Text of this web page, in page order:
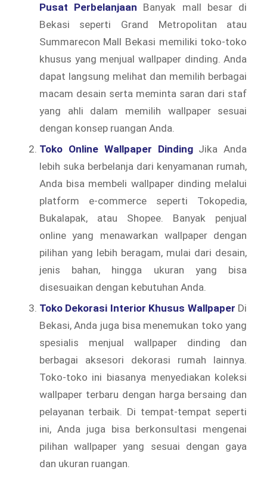
Pusat Perbelanjaan Banyak mall besar di
Bekasi seperti Grand Metropolitan atau
Summarecon Mall Bekasi memiliki toko-toko
khusus yang menjual wallpaper dinding. Anda
dapat langsung melihat dan memilih berbagai
macam desain serta meminta saran dari staf
yang ahli dalam memilih wallpaper sesuai
dengan konsep ruangan Anda.
Toko Online Wallpaper DindingJika Anda
lebih suka berbelanja dari kenyamanan rumah,
Anda bisa membeli wallpaper dinding melalui
platform e-commerce seperti Tokopedia,
Bukalapak, atau Shopee. Banyak penjual
online yang menawarkan wallpaper dengan
pilihan yang lebih beragam, mulai dari desain,
jenis bahan, hingga ukuran yang bisa
disesuaikan dengan kebutuhan Anda.
Toko Dekorasi Interior Khusus Wallpaper Di
Bekasi, Anda juga bisa menemukan toko yang
spesialis menjual wallpaper dinding dan
berbagai aksesori dekorasi rumah lainnya.
Toko-toko ini biasanya menyediakan koleksi
wallpaper terbaru dengan harga bersaing dan
pelayanan terbaik. Di tempat-tempat seperti
ini, Anda juga bisa berkonsultasi mengenai
pilihan wallpaper yang sesuai dengan gaya
dan ukuran ruangan.